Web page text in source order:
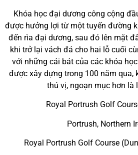
Khóa học đại dương công cộng
được hưởng lợi từ một tuyến đường
đến rìa đại dương, sau đó lên mặt
khi trở lại vách đá cho hai lỗ cuối
với những cái bát của các khóa
được xây dựng trong 100 năm qua,
thú vị, ngoạn mục hơn là
Royal Portrush Golf
Portrush, Northern
Royal Portrush Golf Course